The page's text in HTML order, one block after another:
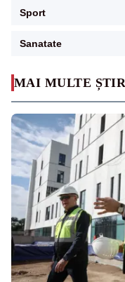
MAI MULTE
Sport
Sanatate